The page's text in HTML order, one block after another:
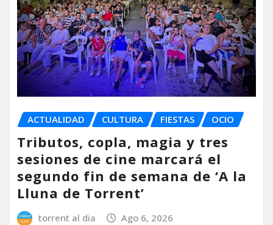
ACTUALIDAD CULTURA FIESTAS OCIO
Tributos, copla, magia y tres
sesiones de cine marcará el
segundo fin de semana de ‘A la
Lluna de Torrent’
torrent al dia Ago 6, 2026